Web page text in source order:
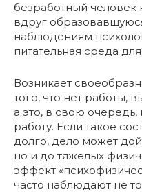
безработный человек
вдруг
наблюдениям
питательная среда
Возникает
того, что нет работы,
а это, в свою
работу. Если такое
долго, дело может
но и до тяжелых
эффект
часто наблюдают не